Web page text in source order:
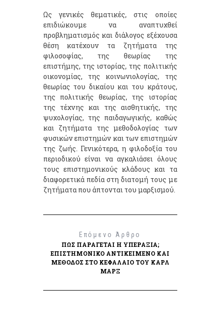
Ως γενικές θεματικές, στις οποίες
επιδιώκουμε να αναπτυχθεί
προβληματισμός και διάλογος εξέχουσα
θέση κατέχουν τα ζητήματα της
φιλοσοφίας, της θεωρίας της
επιστήμης, της ιστορίας, της πολιτικής
οικονομίας, της κοινωνιολογίας, της
θεωρίας του δικαίου και του κράτους,
της πολιτικής θεωρίας, της ιστορίας
της τέχνης και της αισθητικής, της
ψυχολογίας, της παιδαγωγικής, καθώς
και ζητήματα της μεθοδολογίας των
φυσικών επιστημών και των επιστημών
της ζωής. Γενικότερα, η φιλοδοξία του
περιοδικού είναι να αγκαλιάσει όλους
τους επιστημονικούς κλάδους και τα
διαφορετικά πεδία στη διατομή τους με
ζητήματα που άπτονται του μαρξισμού.
Επόμενο Άρθρο
ΠΏΣ ΠΑΡΆΓΕΤΑΙ Η ΥΠΕΡΑΞΊΑ;
ΕΠΙΣΤΗΜΟΝΙΚΌ ΑΝΤΙΚΕΊΜΕΝΟ ΚΑΙ
ΜΈΘΟΔΟΣ ΣΤΟ ΚΕΦΆΛΑΙΟ ΤΟΥ ΚΑΡΛ
ΜΑΡΞ